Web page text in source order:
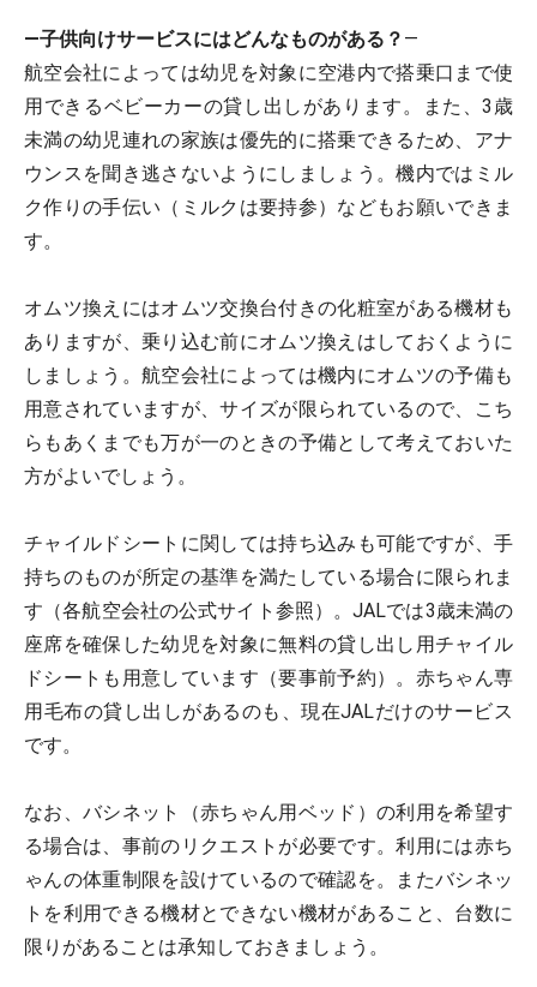
―子供向けサービスにはどんなものがある？ ―
航空会社によっては幼児を対象に空港内で搭乗口まで使
用できるベビーカーの貸し出しがあります。また、3歳
未満の幼児連れの家族は優先的に搭乗できるため、アナ
ウンスを聞き逃さないようにしましょう。機内ではミル
ク作りの手伝い（ミルクは要持参）などもお願いできま
す。
オムツ換えにはオムツ交換台付きの化粧室がある機材も
ありますが、乗り込む前にオムツ換えはしておくように
しましょう。航空会社によっては機内にオムツの予備も
用意されていますが、サイズが限られているので、こち
らもあくまでも万が一のときの予備として考えておいた
方がよいでしょう。
チャイルドシートに関しては持ち込みも可能ですが、手
持ちのものが所定の基準を満たしている場合に限られま
す（各航空会社の公式サイト参照）。JALでは3歳未満の
座席を確保した幼児を対象に無料の貸し出し用チャイル
ドシートも用意しています（要事前予約）。赤ちゃん専
用毛布の貸し出しがあるのも、現在JALだけのサービス
です。
なお、バシネット（赤ちゃん用ベッド）の利用を希望す
る場合は、事前のリクエストが必要です。利用には赤ち
ゃんの体重制限を設けているので確認を。またバシネッ
トを利用できる機材とできない機材があること、台数に
限りがあることは承知しておきましょう。